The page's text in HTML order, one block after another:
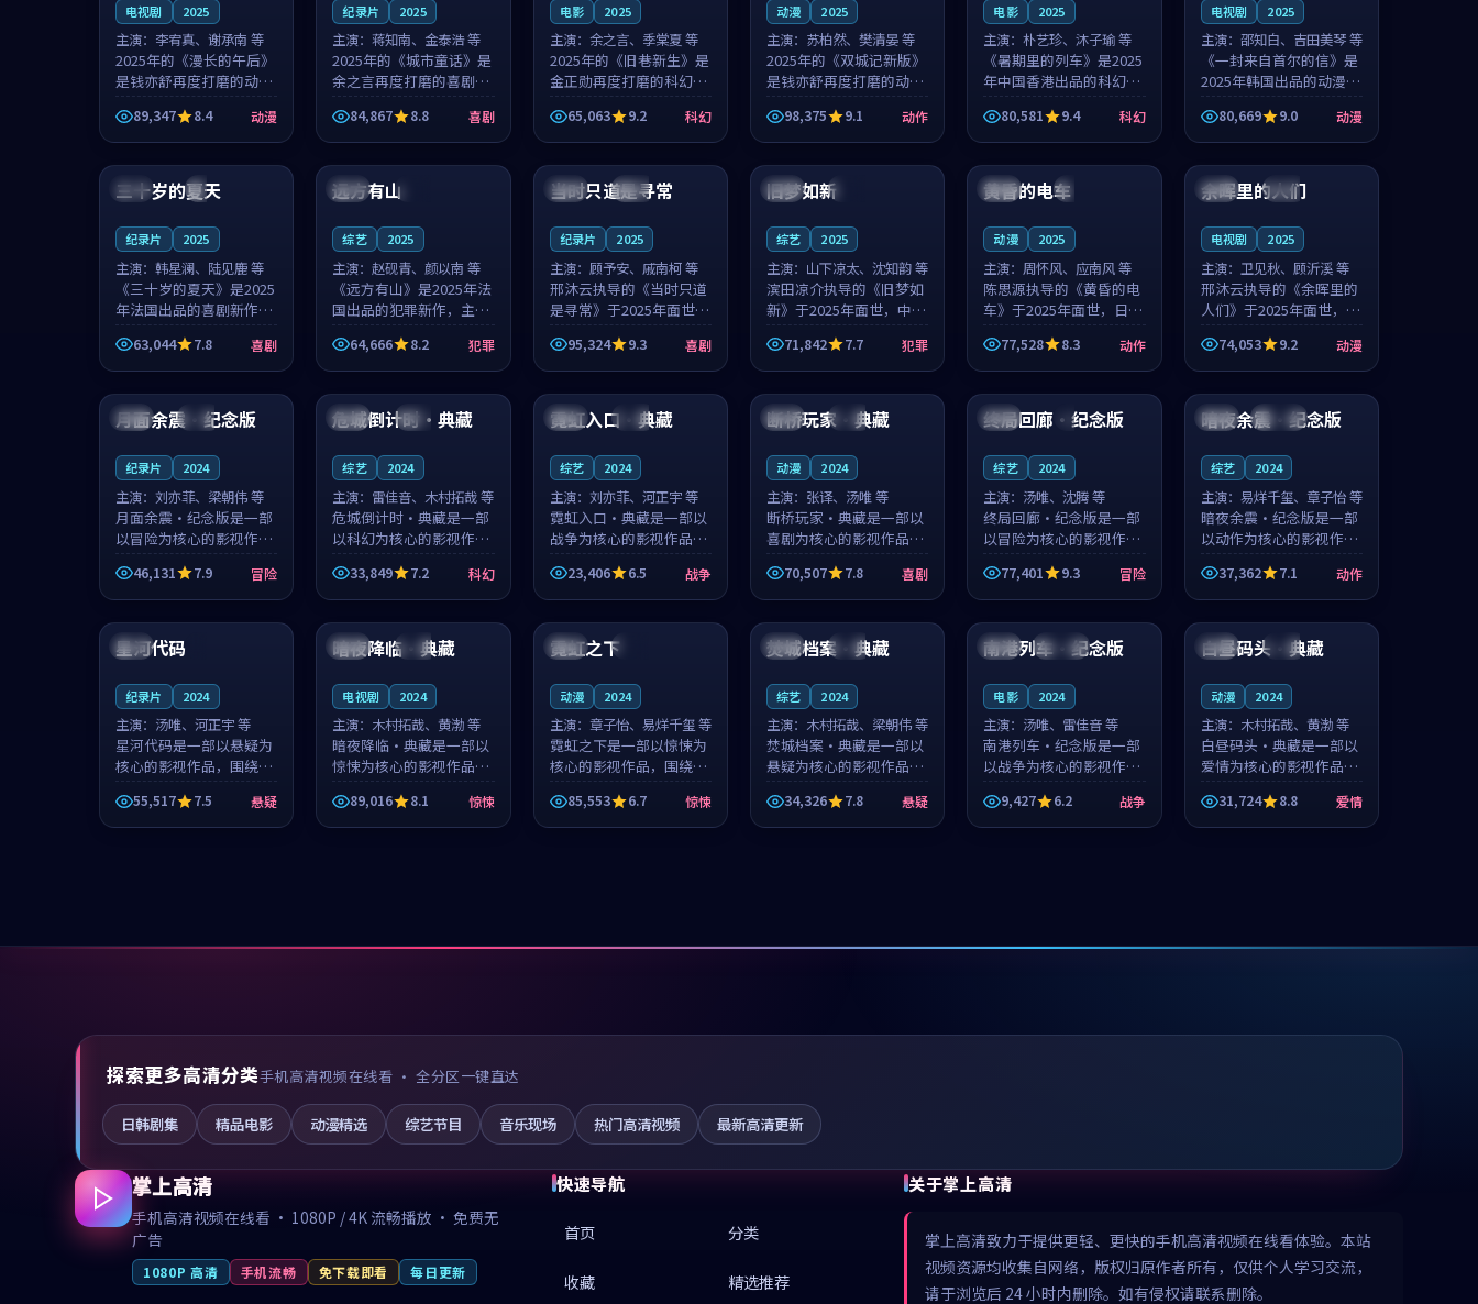
电视剧 2025
主演： 李宥真、谢承南 等
2025年的《漫长的午后》
是钱亦舒再度打磨的动漫
佳作。中国大陆的取景与
海岛日常的氛围相互成
就，李宥真与谢承南的对
手戏自然克制，让整部影
片在悬念与...
89,347 8.4 动漫
纪录片 2025
主演：蒋知南、金泰浩 等
2025年的《城市童话》是
余之言再度打磨的喜剧佳
作。美国的取景与历史战
争的氛围相互成就，蒋知
南与金泰浩的对手戏自然
克制，让整部影片在悬念
与温度之...
84,867 8.8 喜剧
电影 2025
主演： 余之言、季棠夏 等
2025年的《旧巷新生》是
金正勋再度打磨的科幻佳
作。英国的取景与雨夜物
语的氛围相互成就，余之
言与季棠夏的对手戏自然
克制，让整部影片在悬念
与温度之...
65,063 9.2 科幻
动漫 2025
主演： 苏柏然、樊清晏 等
2025年的《双城记新版》
是钱亦舒再度打磨的动作
佳作。中国大陆的取景与
沙漠探险的氛围相互成
就，苏柏然与樊清晏的对
手戏自然克制，让整部影
片在悬念与...
98,375 9.1 动作
电影 2025
主演：朴艺珍、沐子瑜 等
《暑期里的列车》是2025
年中国香港出品的科幻新
作，主创团队希望用城市
夜归人的故事让观众停下
来想一想。朴艺珍领衔，
沐子瑜担任重要角色，郑
书延的叙...
80,581 9.4 科幻
电视剧 2025
主演： 邵知白、吉田美琴 等
《一封来自首尔的信》是
2025年韩国出品的动漫新
作，主创团队希望用高考
往事的故事让观众停下来
想一想。邵知白领衔，吉
田美琴担任重要角色，谢
承南的叙...
80,669 9.0 动漫
法国 4K
99:12
三十岁的夏天
纪录片 2025
主演： 韩星澜、陆见鹿 等
《三十岁的夏天》是2025
年法国出品的喜剧新作，
主创团队希望用深夜电台
的故事让观众停下来想一
想。韩星澜领衔，陆见鹿
担任重要角色，山田纯一
的叙事节...
63,044 7.8 喜剧
法国
99:48
远方有山
综艺 2025
主演：赵砚青、颜以南 等
《远方有山》是2025年法
国出品的犯罪新作，主创
团队希望用高校追梦的故
事让观众停下来想一想。
赵砚青领衔，颜以南担任
重要角色，山田纯一的叙
事节奏一...
64,666 8.2 犯罪
泰国 杜比
99:32
当时只道是寻常
纪录片 2025
主演： 顾予安、戚南柯 等
邢沐云执导的《当时只道
是寻常》于2025年面世，
泰国的城市气质与母女情
深的人物心境共同构筑了
影片基调。顾予安、戚南
柯用细腻的表演撑起整部
喜剧电影...
95,324 9.3 喜剧
中国
99:08
旧梦如新
综艺 2025
主演： 山下凉太、沈知韵 等
滨田凉介执导的《旧梦如
新》于2025年面世，中国
台湾的城市气质与异国相
遇的人物心境共同构筑了
影片基调。山下凉太、沈
知韵用细腻的表演撑起整
部犯罪电...
71,842 7.7 犯罪
日本 4K
99:20
黄昏的电车
动漫 2025
主演：周怀风、应南风 等
陈思源执导的《黄昏的电
车》于2025年面世，日本
的城市气质与渔村故事的
人物心境共同构筑了影片
基调。周怀风、应南风用
细腻的表演撑起整部动作
电影，剧...
77,528 8.3 动作
泰国 完结
99:56
余晖里的人们
电视剧 2025
主演： 卫见秋、顾沂溪 等
邢沐云执导的《余晖里的
人们》于2025年面世，泰
国的城市气质与小镇生活
的人物心境共同构筑了影
片基调。卫见秋、顾沂溪
用细腻的表演撑起整部动
漫电影，...
74,053 9.2 动漫
日本 热播
99:59
月面余震·纪念版
纪录片 2024
主演： 刘亦菲、梁朝伟 等
月面余震·纪念版是一部
以冒险为核心的影视作
品，围绕危机、反转与人
物成长展开，整体节奏紧
凑，值得推荐观看。
46,131 7.9 冒险
中国 杜比
99:20
危城倒计时·典藏
综艺 2024
主演： 雷佳音、木村拓哉 等
危城倒计时·典藏是一部
以科幻为核心的影视作
品，围绕危机、反转与人
物成长展开，整体节奏紧
凑，值得推荐观看。
33,849 7.2 科幻
韩国 独播
91:26
霓虹入口·典藏
综艺 2024
主演： 刘亦菲、河正宇 等
霓虹入口·典藏是一部以
战争为核心的影视作品，
围绕危机、反转与人物成
长展开，整体节奏紧凑，
值得推荐观看。
23,406 6.5 战争
英国 独播
98:13
断桥玩家·典藏
动漫 2024
主演： 张译、汤唯 等
断桥玩家·典藏是一部以
喜剧为核心的影视作品，
围绕危机、反转与人物成
长展开，整体节奏紧凑，
值得推荐观看。
70,507 7.8 喜剧
中国 4K
99:55
终局回廊·纪念版
综艺 2024
主演： 汤唯、沈腾 等
终局回廊·纪念版是一部
以冒险为核心的影视作
品，围绕危机、反转与人
物成长展开，整体节奏紧
凑，值得推荐观看。
77,401 9.3 冒险
美国 连载中
99:04
暗夜余震·纪念版
综艺 2024
主演： 易烊千玺、章子怡 等
暗夜余震·纪念版是一部
以动作为核心的影视作
品，围绕危机、反转与人
物成长展开，整体节奏紧
凑，值得推荐观看。
37,362 7.1 动作
韩国
99:05
星河代码
纪录片 2024
主演： 汤唯、河正宇 等
星河代码是一部以悬疑为
核心的影视作品，围绕危
机、反转与人物成长展
开，整体节奏紧凑，值得
推荐观看。
55,517 7.5 悬疑
中国 高分
99:37
暗夜降临·典藏
电视剧 2024
主演： 木村拓哉、黄渤 等
暗夜降临·典藏是一部以
惊悚为核心的影视作品，
围绕危机、反转与人物成
长展开，整体节奏紧凑，
值得推荐观看。
89,016 8.1 惊悚
泰国
99:04
霓虹之下
动漫 2024
主演： 章子怡、易烊千玺 等
霓虹之下是一部以惊悚为
核心的影视作品，围绕危
机、反转与人物成长展
开，整体节奏紧凑，值得
推荐观看。
85,553 6.7 惊悚
法国 高分
93:08
焚城档案·典藏
综艺 2024
主演： 木村拓哉、梁朝伟 等
焚城档案·典藏是一部以
悬疑为核心的影视作品，
围绕危机、反转与人物成
长展开，整体节奏紧凑，
值得推荐观看。
34,326 7.8 悬疑
泰国 连载中
99:51
南港列车·纪念版
电影 2024
主演： 汤唯、雷佳音 等
南港列车·纪念版是一部
以战争为核心的影视作
品，围绕危机、反转与人
物成长展开，整体节奏紧
凑，值得推荐观看。
9,427 6.2 战争
泰国 热播
99:48
白昼码头·典藏
动漫 2024
主演： 木村拓哉、黄渤 等
白昼码头·典藏是一部以
爱情为核心的影视作品，
围绕危机、反转与人物成
长展开，整体节奏紧凑，
值得推荐观看。
31,724 8.8 爱情
探索更多高清分类手机高清视频在线看 · 全分区一键直达
日韩剧集 精品电影 动漫精选 综艺节目 音乐现场 热门高清视频 最新高清更新
掌上高清
手机高清视频在线看 · 1080P / 4K 流畅播放 · 免费无
广告
1080P 高清 手机流畅 免下载即看 每日更新
快速导航
首页 分类
收藏 精选推荐
关于掌上高清
掌上高清致力于提供更轻、更快的手机高清视频在线看体验。本站
视频资源均收集自网络，版权归原作者所有，仅供个人学习交流，
请于浏览后 24 小时内删除。如有侵权请联系删除。